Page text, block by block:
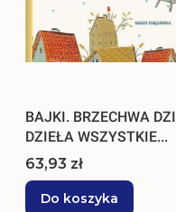
BAJKI. BRZECHWA
DZIEŁA WSZYSTKIE...
Cena
63,93 zł
Do koszyka